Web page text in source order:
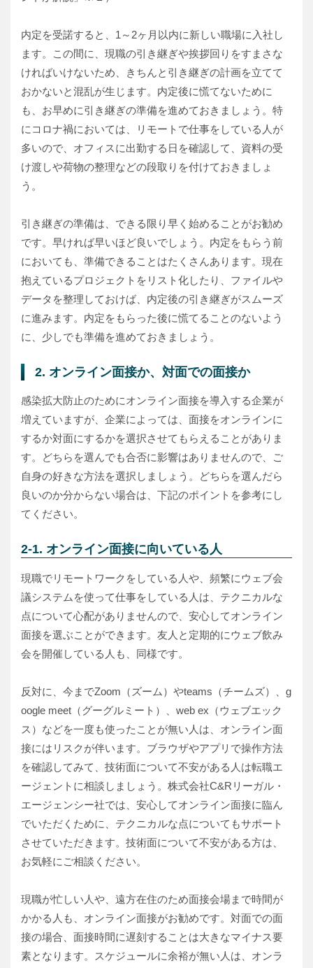
内定を受諾すると、1～2ヶ月以内に新しい職場に入社し
ます。この間に、現職の引き継ぎや挨拶回りをすまさな
ければいけないため、きちんと引き継ぎの計画を立てて
おかないと混乱が生じます。内定後に慌てないために
も、お早めに引き継ぎの準備を進めておきましょう。特
にコロナ禍においては、リモートで仕事をしている人が
多いので、オフィスに出勤する日を確認して、資料の受
け渡しや荷物の整理などの段取りを付けておきましょ
う。
引き継ぎの準備は、できる限り早く始めることがお勧め
です。早ければ早いほど良いでしょう。内定をもらう前
においても、準備できることはたくさんあります。現在
抱えているプロジェクトをリスト化したり、ファイルや
データを整理しておけば、内定後の引き継ぎがスムーズ
に進みます。内定をもらった後に慌てることのないよう
に、少しでも準備を進めておきましょう。
2. オンライン面接か、対面での面接か
感染拡大防止のためにオンライン面接を導入する企業が
増えていますが、企業によっては、面接をオンラインに
するか対面にするかを選択させてもらえることがありま
す。どちらを選んでも合否に影響はありませんので、ご
自身の好きな方法を選択しましょう。どちらを選んだら
良いのか分からない場合は、下記のポイントを参考にし
てください。
2-1. オンライン面接に向いている人
現職でリモートワークをしている人や、頻繁にウェブ会
議システムを使って仕事をしている人は、テクニカルな
点について心配がありませんので、安心してオンライン
面接を選ぶことができます。友人と定期的にウェブ飲み
会を開催している人も、同様です。
反対に、今までZoom（ズーム）やteams（チームズ）、g
oogle meet（グーグルミート）、web ex（ウェブエック
ス）などを一度も使ったことが無い人は、オンライン面
接にはリスクが伴います。ブラウザやアプリで操作方法
を確認してみて、技術面について不安がある人は転職エ
ージェントに相談しましょう。株式会社C&Rリーガル・
エージェンシー社では、安心してオンライン面接に臨ん
でいただくために、テクニカルな点についてもサポート
させていただきます。技術面について不安がある方は、
お気軽にご相談ください。
現職が忙しい人や、遠方在住のため面接会場まで時間が
かかる人も、オンライン面接がお勧めです。対面での面
接の場合、面接時間に遅刻することは大きなマイナス要
素となります。スケジュールに余裕が無い人は、オンラ